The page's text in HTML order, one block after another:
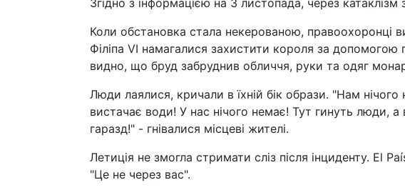
Згідно з інформацією на 3 листопада, через
Коли обстановка стала некерованою, правоохоронці
Філіпа VI намагалися захистити короля за допомогою
видно, що бруд забруднив обличчя, руки та одяг
Люди лаялися, кричали в їхній бік образи. "Нам
вистачає води! У нас нічого немає! Тут гинуть люди,
гаразд!" - гнівалися місцеві жителі.
Летиція не змогла стримати сліз після інциденту. El
"Це не через вас".